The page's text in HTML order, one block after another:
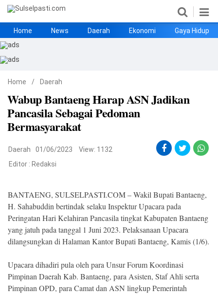
Home
News
Daerah
Ekonomi
Gaya Hidup
Kesehatan
Metro
Nasional
Hukrim
Olahraga
Politik
UMKM
Opini
Sulselpasti.com
.
All
Right
Reserved
Home News Daerah Ekonomi Gaya Hidup
Home / Daerah
Wabup Bantaeng Harap ASN Jadikan
Pancasila Sebagai Pedoman
Bermasyarakat
Daerah 01/06/2023
View: 1132
Editor : Redaksi
BANTAENG, SULSELPASTI.COM – Wakil Bupati Bantaeng,
H. Sahabuddin bertindak selaku Inspektur Upacara pada
Peringatan Hari Kelahiran Pancasila tingkat Kabupaten Bantaeng
yang jatuh pada tanggal 1 Juni 2023. Pelaksanaan Upacara
dilangsungkan di Halaman Kantor Bupati Bantaeng, Kamis (1/6).
Upacara dihadiri pula oleh para Unsur Forum Koordinasi
Pimpinan Daerah Kab. Bantaeng, para Asisten, Staf Ahli serta
Pimpinan OPD, para Camat dan ASN lingkup Pemerintah